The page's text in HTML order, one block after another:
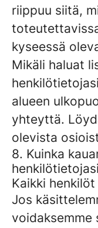
riippuu siitä,
kyseessä
Mikäli haluat
alueen
yhteyttä.
olevista
8. Kuinka
Kaikki henkilöt
Jos
voidaksemme